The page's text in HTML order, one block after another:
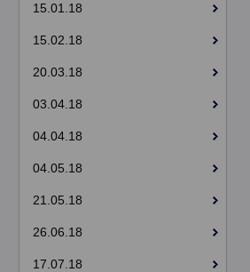
15.01.18
15.02.18
20.03.18
03.04.18
04.04.18
04.05.18
21.05.18
26.06.18
17.07.18